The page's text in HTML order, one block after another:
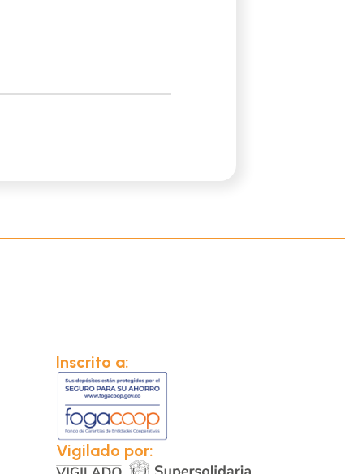
Inscrito a:
Vigilado por: